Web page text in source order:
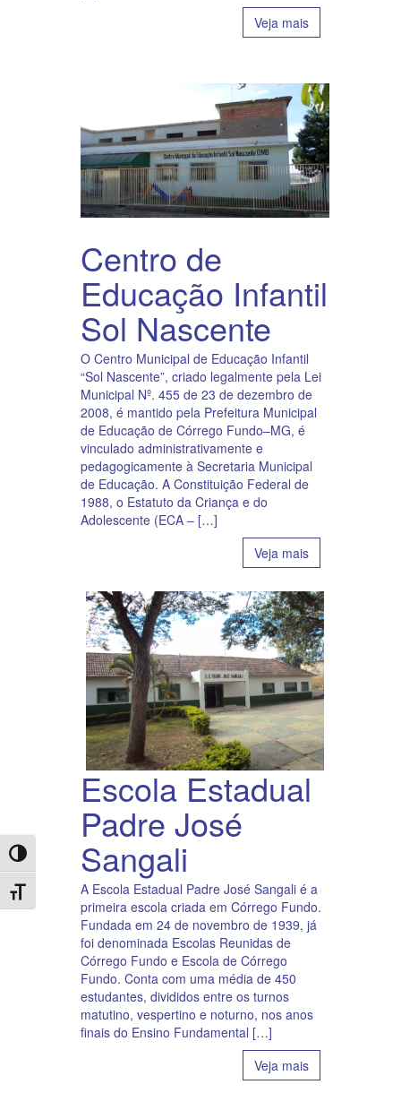
Toggle High Contrast
Toggle Font size
Veja mais
Centro de
Educação Infantil
Sol Nascente
O Centro Municipal de Educação Infantil
“Sol Nascente”, criado legalmente pela Lei
Municipal Nº. 455 de 23 de dezembro de
2008, é mantido pela Prefeitura Municipal
de Educação de Córrego Fundo–MG, é
vinculado administrativamente e
pedagogicamente à Secretaria Municipal
de Educação. A Constituição Federal de
1988, o Estatuto da Criança e do
Adolescente (ECA – […]
Veja mais
Escola Estadual
Padre José
Sangali
A Escola Estadual Padre José Sangali é a
primeira escola criada em Córrego Fundo.
Fundada em 24 de novembro de 1939, já
foi denominada Escolas Reunidas de
Córrego Fundo e Escola de Córrego
Fundo. Conta com uma média de 450
estudantes, divididos entre os turnos
matutino, vespertino e noturno, nos anos
finais do Ensino Fundamental […]
Veja mais